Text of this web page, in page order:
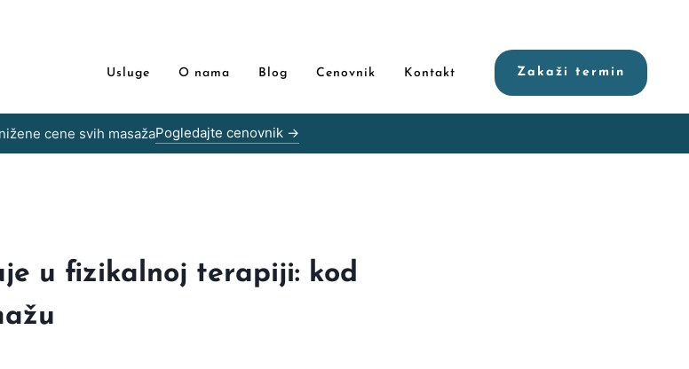
Usluge O nama Blog Cenovnik Kontakt Zakaži termin
cene svih masažaPogledajte cenovnik →
u fizikalnoj terapiji: kod